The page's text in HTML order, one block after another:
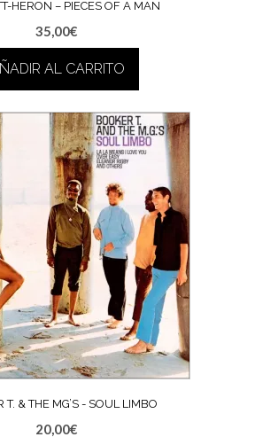
HERON – PIECES OF A MAN
35,00€
AL CARRITO
T. & THE MG’S ‎- SOUL LIMBO
20,00€